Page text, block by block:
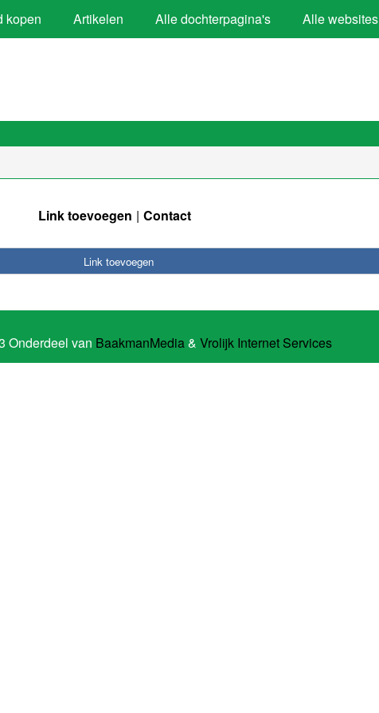
kopen Artikelen Alle dochterpagina's Alle websites
Link toevoegen Contact
Link toevoegen
Onderdeel van BaakmanMedia& Vrolijk Internet Services